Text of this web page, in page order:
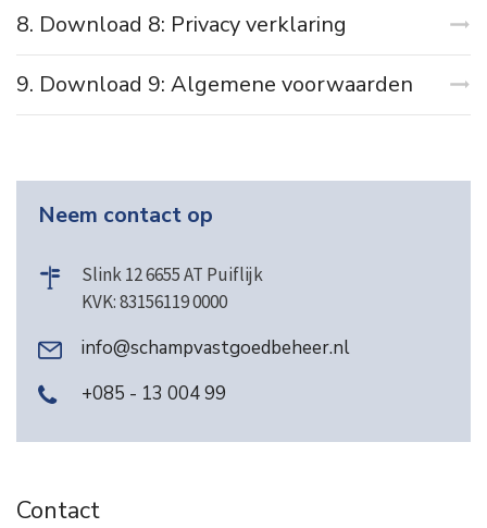
8. Download 8: Privacy verklaring
9. Download 9: Algemene voorwaarden
Neem contact op
Slink 12 6655 AT Puiflijk
KVK: 83156119 0000
info@schampvastgoedbeheer.nl
+085 - 13 004 99
Contact